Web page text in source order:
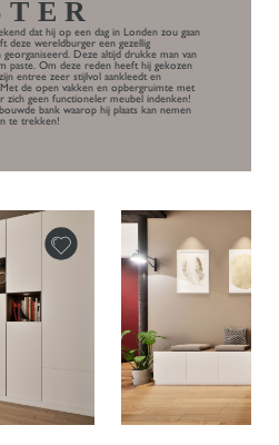
dat hij op een dag in Londen zou gaan
deze wereldburger een gezellig
Deze altijd drukke man van
paste. Om deze reden heeft hij gekozen
entree zeer stijlvol aankleedt en
de open vakken en opbergruimte met
zich geen functioneler meubel indenken!
bank waarop hij plaats kan nemen
te trekken!